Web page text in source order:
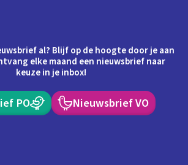
al? Blijf op de hoogte door je aan
elke maand een nieuwsbrief naar
keuze in je inbox!
PO Nieuwsbrief VO